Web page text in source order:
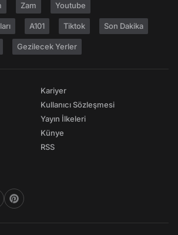
Zam Youtube
A101 Tiktok Son Dakika
Gezilecek Yerler
Kariyer
Kullanıcı Sözleşmesi
Yayın İlkeleri
Künye
RSS